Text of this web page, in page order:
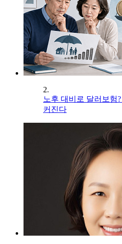
2.
노후 대비로 달러보험
커진다